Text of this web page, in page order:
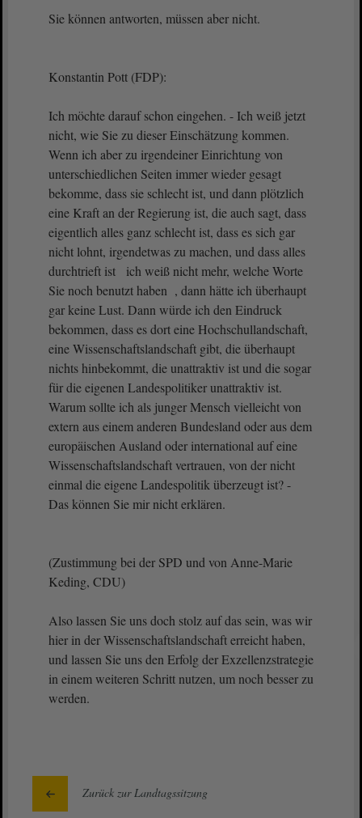
Sie können antworten, müssen aber nicht.
Konstantin Pott (FDP):
Ich möchte darauf schon eingehen. - Ich weiß jetzt
nicht, wie Sie zu dieser Einschätzung kommen.
Wenn ich aber zu irgendeiner Einrichtung von
unterschiedlichen Seiten immer wieder gesagt
bekomme, dass sie schlecht ist, und dann plötzlich
eine Kraft an der Regierung ist, die auch sagt, dass
eigentlich alles ganz schlecht ist, dass es sich gar
nicht lohnt, irgendetwas zu machen, und dass alles
durchtrieft ist ich weiß nicht mehr, welche Worte
Sie noch benutzt haben , dann hätte ich überhaupt
gar keine Lust. Dann würde ich den Eindruck
bekommen, dass es dort eine Hochschullandschaft,
eine Wissenschaftslandschaft gibt, die überhaupt
nichts hinbekommt, die unattraktiv ist und die sogar
für die eigenen Landespolitiker unattraktiv ist.
Warum sollte ich als junger Mensch vielleicht von
extern aus einem anderen Bundesland oder aus dem
europäischen Ausland oder international auf eine
Wissenschaftslandschaft vertrauen, von der nicht
einmal die eigene Landespolitik überzeugt ist? -
Das können Sie mir nicht erklären.
(Zustimmung bei der SPD und von Anne-Marie
Keding, CDU)
Also lassen Sie uns doch stolz auf das sein, was wir
hier in der Wissenschaftslandschaft erreicht haben,
und lassen Sie uns den Erfolg der Exzellenzstrategie
in einem weiteren Schritt nutzen, um noch besser zu
werden.
Zurück zur Landtagssitzung